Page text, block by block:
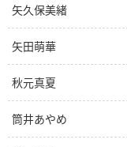
矢久保美緒
矢田萌華
秋元真夏
筒井あやめ